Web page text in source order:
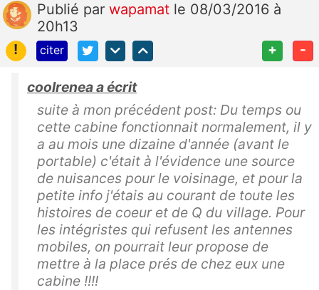
Publié par wapamat le 08/03/2016 à
20h13
!
citer + -
coolrenea a écrit
suite à mon précédent post: Du temps ou
cette cabine fonctionnait normalement, il y
a au mois une dizaine d'année (avant le
portable) c'était à l'évidence une source
de nuisances pour le voisinage, et pour la
petite info j'étais au courant de toute les
histoires de coeur et de Q du village. Pour
les intégristes qui refusent les antennes
mobiles, on pourrait leur propose de
mettre à la place prés de chez eux une
cabine !!!!